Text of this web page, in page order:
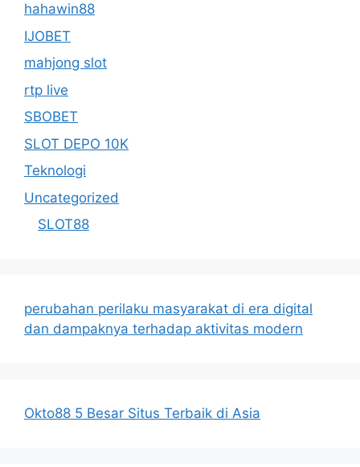
hahawin88
IJOBET
mahjong slot
rtp live
SBOBET
SLOT DEPO 10K
Teknologi
Uncategorized
SLOT88
perubahan perilaku masyarakat di era digital
dan dampaknya terhadap aktivitas modern
Okto88 5 Besar Situs Terbaik di Asia